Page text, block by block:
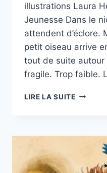
illustrations Laura
Jeunesse Dans le
attendent d’éclore.
petit oiseau arrive
tout de suite autour
fragile. Trop faible.
LIRE LA SUITEDERNIÈRE
LAURA